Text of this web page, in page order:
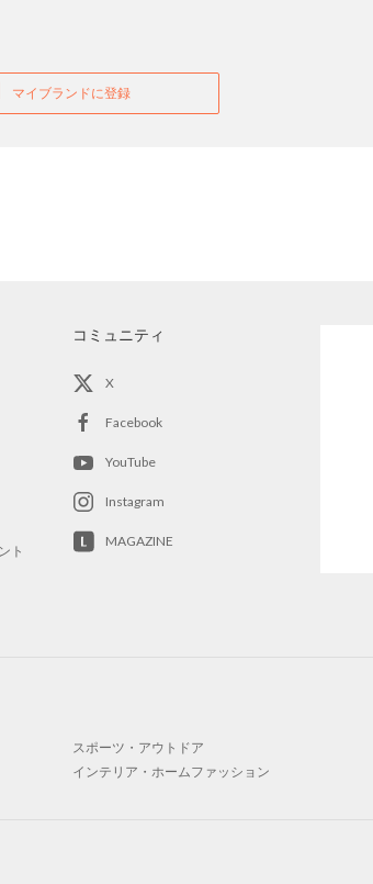
マイブランドに登録
ト
コミュニティ
X
Facebook
YouTube
Instagram
MAGAZINE
スポーツ・アウトドア
インテリア・ホームファッション